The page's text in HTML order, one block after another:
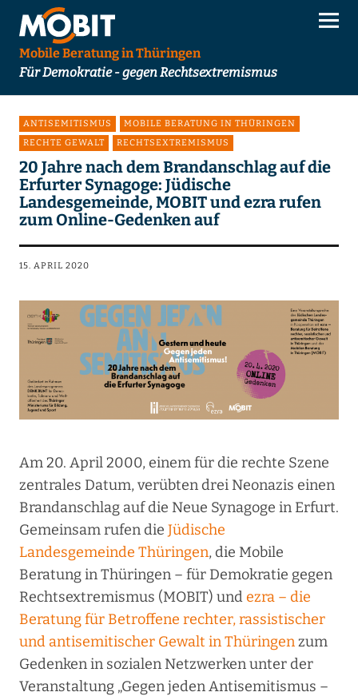
Mobile Beratung in Thüringen
Für Demokratie - gegen Rechtsextremismus
ANTISEMITISMUS
MOBILE BERATUNG IN THÜRINGEN
RECHTE GEWALT
RECHTSEXTREMISMUS
20 Jahre nach dem Brandanschlag auf die
Erfurter Synagoge: Jüdische
Landesgemeinde, MOBIT und ezra rufen
zum Online-Gedenken auf
15. APRIL 2020
Am 20. April 2000, einem für die rechte Szene
zentrales Datum, verübten drei Neonazis einen
Brandanschlag auf die Neue Synagoge in Erfurt.
Gemeinsam rufen die Jüdische
Landesgemeinde Thüringen, die Mobile
Beratung in Thüringen – für Demokratie gegen
Rechtsextremismus (MOBIT) undezra – die
Beratung für Betroffene rechter, rassistischer
und antisemitischer Gewalt in Thüringenzum
Gedenken in sozialen Netzwerken unter der
Veranstaltung „Gegen jeden Antisemitismus –